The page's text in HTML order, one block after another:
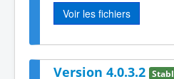
Voir les fichiers
Version 4.0.3.2